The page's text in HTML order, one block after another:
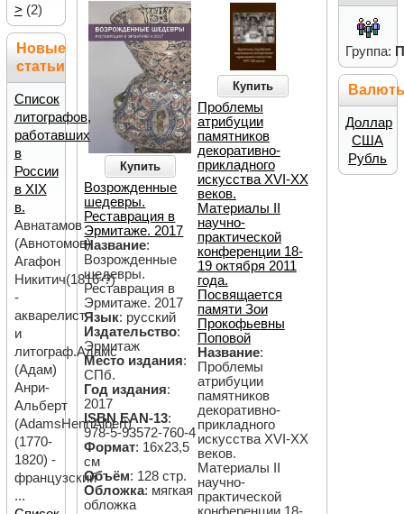
Купить
Возрожденные
шедевры.
Реставрация в
Эрмитаже. 2017
Название:
Возрожденные
шедевры.
Реставрация в
Эрмитаже. 2017
Язык: русский
Издательство:
Эрмитаж
Место издания:
СПб.
Год издания:
2017
ISBN EAN-13:
978-5-93572-760-4
Формат: 16х23,5
см
Объём: 128 стр.
Обложка: мягкая
обложка
Купить
Проблемы
атрибуции
памятников
декоративно-
прикладного
искусства XVI-XX
веков.
Материалы II
научно-
практической
конференции 18-
19 октября 2011
года.
Посвящается
памяти Зои
Прокофьевны
Поповой
Название:
Проблемы
атрибуции
памятников
декоративно-
прикладного
искусства XVI-XX
веков.
Материалы II
научно-
практической
> (2)
Новые
статьи
Список
литографов,
работавших
в
России
в XIX
в.
Авнатамов
(Авнотомов)
Агафон
Никитич(1816-?)
-
акварелист
и
литограф.Адамс
(Адам)
Анри-
Альберт
(AdamsHenriAlbert)
(1770-
1820) -
французский
...
Группа:
Доллар
США
Рубль